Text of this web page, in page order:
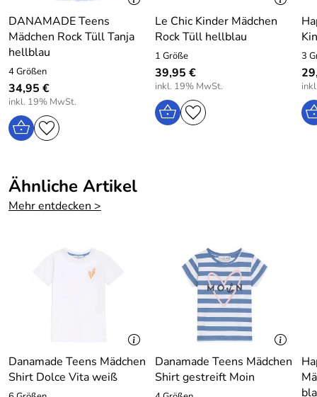
Hersteller: Brands4kids A/S, DK-7430 Ikast Industrivej
25, Denmark, Email: info@brands4kids.dk
DANAMADE Teens
Mädchen Rock Tüll Tanja
hellblau
4 Größen
34,95 €
inkl. 19% MwSt.
Le Chic Kinder Mädchen
Rock Tüll hellblau
1 Größe
39,95 €
inkl. 19% MwSt.
3
Ähnliche Artikel
Mehr entdecken >
Danamade Teens Mädchen
Shirt Dolce Vita weiß
Danamade Teens Mädchen
Shirt gestreift Moin